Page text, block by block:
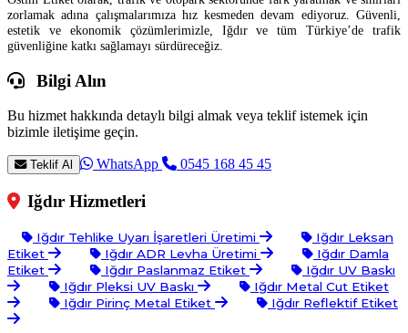
zorlamak adına çalışmalarımıza hız kesmeden devam ediyoruz. Güvenli,
estetik ve ekonomik çözümlerimizle, Iğdır ve tüm Türkiye’de trafik
güvenliğine katkı sağlamayı sürdüreceğiz.
Bilgi Alın
Bu hizmet hakkında detaylı bilgi almak veya teklif istemek için
bizimle iletişime geçin.
Teklif Al WhatsApp 0545 168 45 45
Iğdır Hizmetleri
Iğdır Tehlike Uyarı İşaretleri Üretimi
Iğdır Leksan
Etiket
Iğdır ADR Levha Üretimi
Iğdır Damla
Etiket
Iğdır Paslanmaz Etiket
Iğdır UV Baskı
Iğdır Pleksi UV Baskı
Iğdır Metal Cut Etiket
Iğdır Pirinç Metal Etiket
Iğdır Reflektif Etiket